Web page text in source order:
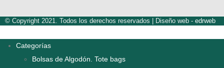
© Copyright 2021. Todos los derechos reservados | Diseño web - edrweb
Categorías
Bolsas de Algodón. Tote bags